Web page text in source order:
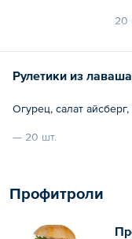
20
Рулетики из
Огурец, салат
— 20 шт.
Профитроли